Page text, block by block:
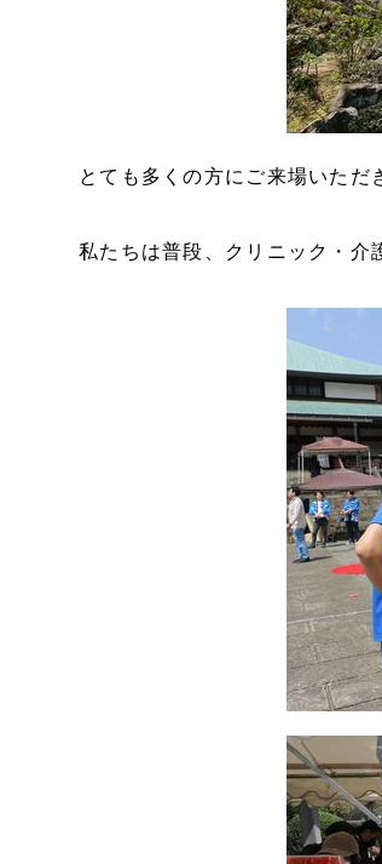
とても多くの方にご来場いただ
私たちは普段、クリニック・介